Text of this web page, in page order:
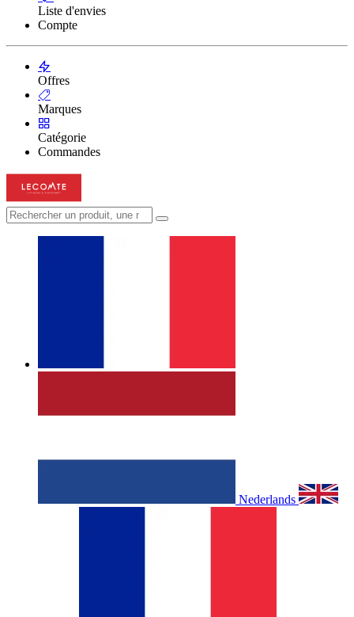
Liste d'envies
Compte
Offres
Marques
Catégorie
Commandes
Nederlands